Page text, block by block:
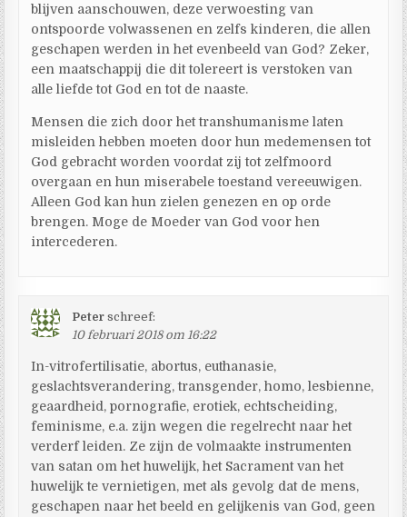
blijven aanschouwen, deze verwoesting van
ontspoorde volwassenen en zelfs kinderen, die allen
geschapen werden in het evenbeeld van God? Zeker,
een maatschappij die dit tolereert is verstoken van
alle liefde tot God en tot de naaste.
Mensen die zich door het transhumanisme laten
misleiden hebben moeten door hun medemensen tot
God gebracht worden voordat zij tot zelfmoord
overgaan en hun miserabele toestand vereeuwigen.
Alleen God kan hun zielen genezen en op orde
brengen. Moge de Moeder van God voor hen
intercederen.
Peter schreef:
10 februari 2018 om 16:22
In-vitrofertilisatie, abortus, euthanasie,
geslachtsverandering, transgender, homo, lesbienne,
geaardheid, pornografie, erotiek, echtscheiding,
feminisme, e.a. zijn wegen die regelrecht naar het
verderf leiden. Ze zijn de volmaakte instrumenten
van satan om het huwelijk, het Sacrament van het
huwelijk te vernietigen, met als gevolg dat de mens,
geschapen naar het beeld en gelijkenis van God, geen